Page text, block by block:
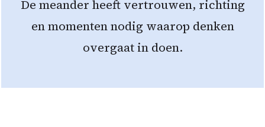
De meander heeft vertrouwen, richting
en momenten nodig waarop denken
overgaat in doen.